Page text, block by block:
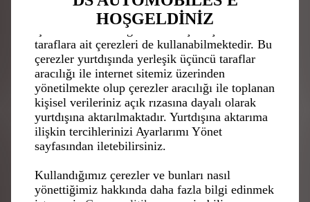
Hızlı Erişim
Bilgi Talebi
Fiyat Listesi
Konfigüratör
Bayi Bul
Bize Ulaşın
Gönüllü Geri Çağırma
DS Whatsapp Hattı
HOŞGELDİNİZ
geliştirmektedir. Web sitemiz, sizin için daha
işlevsel reklamlar göstermek için üçüncü
taraflara ait çerezleri de kullanabilmektedir. Bu
çerezler yurtdışında yerleşik üçüncü taraflar
aracılığı ile internet sitemiz üzerinden
yönetilmekte olup çerezler aracılığı ile toplanan
kişisel verileriniz açık rızasına dayalı olarak
yurtdışına aktarılmaktadır. Yurtdışına aktarıma
ilişkin tercihlerinizi Ayarlarımı Yönet
sayfasından iletebilirsiniz.
Kullandığımız çerezler ve bunları nasıl
yönettiğimiz hakkında daha fazla bilgi edinmek